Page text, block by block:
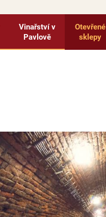
Vinařství v
Pavlově
Otevřené
sklepy